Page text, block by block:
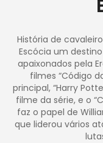
História de
Escócia um
apaixonados pela
filmes “Código
principal, “Harry
filme da série, e o
faz o papel de
que liderou vários